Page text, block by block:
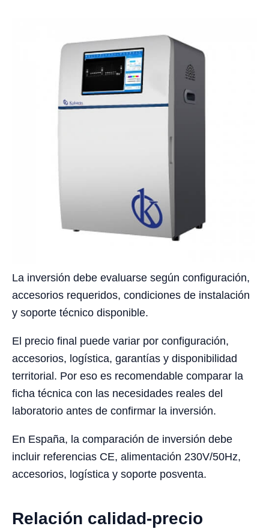
La inversión debe evaluarse según configuración,
accesorios requeridos, condiciones de instalación
y soporte técnico disponible.
El precio final puede variar por configuración,
accesorios, logística, garantías y disponibilidad
territorial. Por eso es recomendable comparar la
ficha técnica con las necesidades reales del
laboratorio antes de confirmar la inversión.
En España, la comparación de inversión debe
incluir referencias CE, alimentación 230V/50Hz,
accesorios, logística y soporte posventa.
Relación calidad-precio